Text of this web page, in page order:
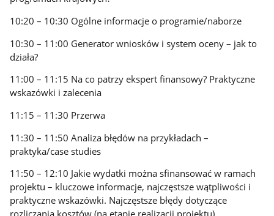
10:20 – 10:30 Ogólne informacje o programie/naborze
10:30 – 11:00 Generator wniosków i system oceny – jak to
działa?
11:00 – 11:15 Na co patrzy ekspert finansowy? Praktyczne
wskazówki i zalecenia
11:15 – 11:30 Przerwa
11:30 – 11:50 Analiza błędów na przykładach –
praktyka/case studies
11:50 – 12:10 Jakie wydatki można sfinansować w ramach
projektu – kluczowe informacje, najczęstsze wątpliwości i
praktyczne wskazówki. Najczęstsze błędy dotyczące